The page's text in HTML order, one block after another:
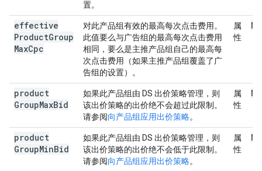
置。
effective
ProductGroup
MaxCpc
对此产品组有效的最高每次点击费用。
此值要么与广告组的最高每次点击费用
相同，要么是主推产品组自己的最高每
次点击费用（如果主推产品组覆盖了广
告组的设置）。
属
性
product
GroupMaxBid
如果此产品组由 DS 出价策略管理，则
该出价策略的出价绝不会超过此限制。
请参阅向产品组应用出价策略。
属
性
product
GroupMinBid
如果此产品组由 DS 出价策略管理，则
该出价策略的出价绝不会低于此限制。
请参阅向产品组应用出价策略。
属
性